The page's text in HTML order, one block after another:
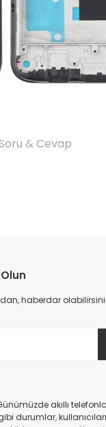
Soru & Cevap
haberdar
Günümüzde akıllı
durumlar,